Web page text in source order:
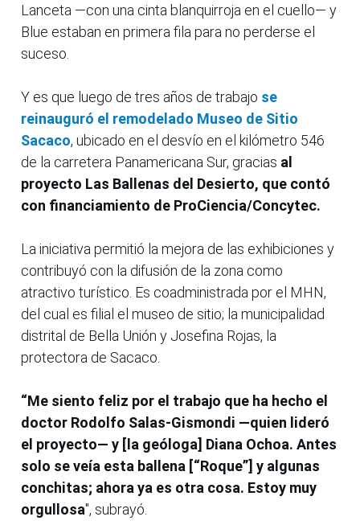
Lanceta —con una cinta blanquirroja en el cuello— y
Blue estaban en primera fila para no perderse el
suceso.
Y es que luego de tres años de trabajo se
reinauguró el remodelado Museo de Sitio
Sacaco, ubicado en el desvío en el kilómetro 546
de la carretera Panamericana Sur, gracias al
proyecto Las Ballenas del Desierto, que contó
con financiamiento de ProCiencia/Concytec.
La iniciativa permitió la mejora de las exhibiciones y
contribuyó con la difusión de la zona como
atractivo turístico. Es coadministrada por el MHN,
del cual es filial el museo de sitio; la municipalidad
distrital de Bella Unión y Josefina Rojas, la
protectora de Sacaco.
“Me siento feliz por el trabajo que ha hecho el
doctor Rodolfo Salas-Gismondi —quien lideró
el proyecto— y [la geóloga] Diana Ochoa. Antes
solo se veía esta ballena [“Roque”] y algunas
conchitas; ahora ya es otra cosa. Estoy muy
orgullosa", subrayó.